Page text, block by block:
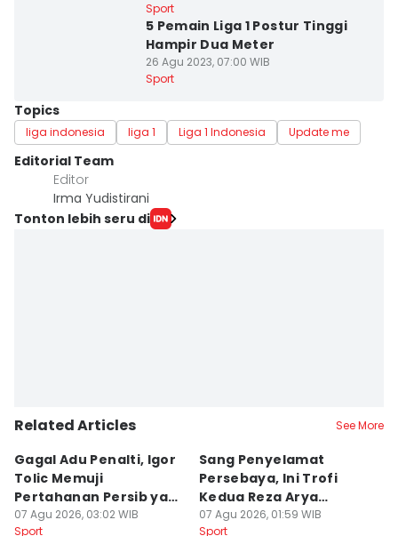
Sport
5 Pemain Liga 1 Postur Tinggi
Hampir Dua Meter
26 Agu 2023, 07:00 WIB
Sport
Topics
liga indonesia liga 1 Liga 1 Indonesia Update me
Editorial Team
Editor
Irma Yudistirani
Tonton lebih seru di
Related Articles See More
Gagal Adu Penalti, Igor
Tolic Memuji
Pertahanan Persib yang
Solid
07 Agu 2026, 03:02 WIB
Sport
Sang Penyelamat
Persebaya, Ini Trofi
Kedua Reza Arya
Bersama Tavares
07 Agu 2026, 01:59 WIB
Sport